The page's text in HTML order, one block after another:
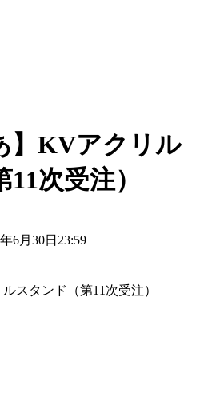
】KVアクリル
次受注）
6月30日23:59
スタンド（第11次受注）